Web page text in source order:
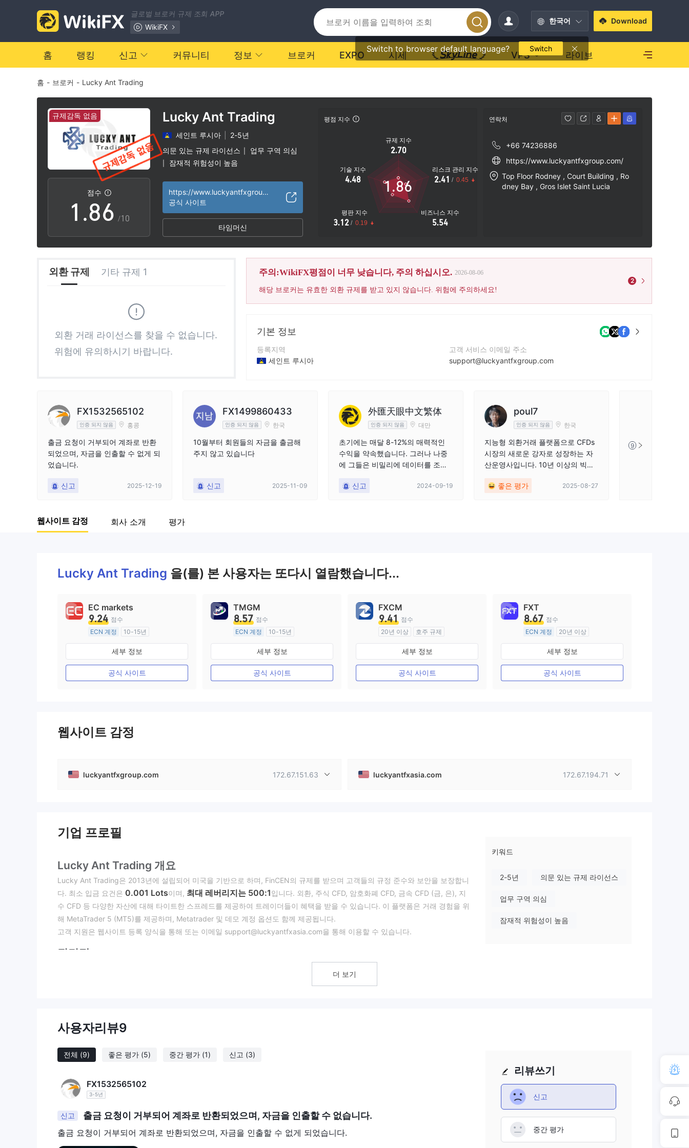
글로벌 브로커 규제 조회 APP
WikiFX
한국어
Switch to browser default language? Switch
Download
홈 랭킹 신고 커뮤니티 정보 브로커 EXPO 시세 VPS 라이브
홈 - 브로커 - Lucky Ant Trading
규제감독 없음
점수
0
1
2
3
5
6
8
9
.
2
3
4
5
6
7
8
9
0
1
2
4
5
6
7
8
/10
Lucky Ant Trading
세인트 루시아
2-5년
의문 있는 규제 라이선스
업무 구역 의심
잠재적 위험성이 높음
https://www.luckyantfxgroup.com/
공식 사이트
타임머신
평점 지수
규제 지수
2.70
기술 지수
4.48
평판 지수
3.12 / 0.19
비즈니스 지수
5.54
리스크 관리 지수
2.41 / 0.45
1.86
연락처
+66 74236886
https://www.luckyantfxgroup.com/
Top Floor Rodney , Court Building , Ro
dney Bay , Gros Islet Saint Lucia
외환 규제 기타 규제 1
외환 거래 라이선스를 찾을 수 없습니다.
위험에 유의하시기 바랍니다.
주의:WikiFX평점이 너무 낮습니다, 주의 하십시오. 2026-08-06
해당 브로커는 유효한 외환 규제를 받고 있지 않습니다. 위험에 주의하세요!
2
기본 정보
등록지역
세인트 루시아
회사 전체 이름
Lucky Ant Trading Limited
고객 서비스 이메일 주소
support@luckyantfxgroup.com
회사 웹사이트
https://www.luckyantfxgroup.com/
FX1532565102
인증 되지 않음 홍콩
출금 요청이 거부되어 계좌로 반환
되었으며, 자금을 인출할 수 없게 되
었습니다.
신고 2025-12-19
FX1499860433
인증 되지 않음 한국
10월부터 회원들의 자금을 출금해
주지 않고 있습니다
신고 2025-11-09
外匯天眼中文繁体
인증 되지 않음 대만
초기에는 매달 8-12%의 매력적인
수익을 약속했습니다. 그러나 나중
에 그들은 비밀리에 데이터를 조작
발견했습니다. 그들은 그것을 인정
신고 2024-09-19
poul7
인증 되지 않음 한국
지능형 외환거래 플랫폼으로 CFDs
시장의 새로운 강자로 성장하는 자
산운영사입니다. 10년 이상의 빅데
형 단기수익이 안정적이다.
좋은 평가 2025-08-27
저는 거주지 증명
9
웹사이트 감정 회사 소개 평가
Lucky Ant Trading 을(를) 본 사용자는 또다시 열람했습니다...
EC markets
9.24 점수
ECN 계정
10-15년
호주 규제
외환 거래 라이선스 (MM)
마스터 레이블 MT4
세부 정보
공식 사이트
TMGM
8.57 점수
ECN 계정
10-15년
호주 규제
외환 거래 라이선스 (MM)
마스터 레이블 MT4
세부 정보
공식 사이트
FXCM
9.41 점수
20년 이상
호주 규제
외환 거래 라이선스 (MM)
마스터 레이블 MT4
세부 정보
공식 사이트
FXT
8.67 점수
ECN 계정
20년 이상
호주 규제
외환 거래 라이선스 (MM)
마스터 레이블 MT4
세부 정보
공식 사이트
웹사이트 감정
luckyantfxgroup.com 172.67.151.63 luckyantfxasia.com 172.67.194.71
기업 프로필
Lucky Ant Trading 개요
Lucky Ant Trading은 2013년에 설립되어 미국을 기반으로 하며, FinCEN의 규제를 받으며 고객들의 규정 준수와 보안을 보장합니
다. 최소 입금 요건은 0.001 Lots이며, 최대 레버리지는 500:1입니다. 외환, 주식 CFD, 암호화폐 CFD, 금속 CFD (금, 은), 지
수 CFD 등 다양한 자산에 대해 타이트한 스프레드를 제공하여 트레이더들이 혜택을 받을 수 있습니다. 이 플랫폼은 거래 경험을 위
해 MetaTrader 5 (MT5)를 제공하며, Metatrader 및 데모 계정 옵션도 함께 제공됩니다.
고객 지원은 웹사이트 등록 양식을 통해 또는 이메일 support@luckyantfxasia.com을 통해 이용할 수 있습니다.
장단점
미국의 금융범죄방지네트워크(FinCEN)의 규제를 받는 것은 고객들에게 회사의 규정 준수와 자금의 보안에 대한 확
최대 500:1의 높은 레버리지:
이더들에게 적합합니다.
습니다. 또한, 수수료 환급은 고객들이 거래 수수료에 대한 환불 또는 할인을 받는 것을 의미하며, 비용을 더욱 감소시킬 수 있습니
다.
진 인기있고 기능이 풍부한 MetaTrader 5 (MT5) 플랫폼을 이용합니다.
단점:
키워드
2-5년 의문 있는 규제 라이선스
업무 구역 의심
잠재적 위험성이 높음
더 보기
사용자리뷰9
전체 (9) 좋은 평가 (5) 중간 평가 (1) 신고 (3)
FX1532565102
3-5년
신고 출금 요청이 거부되어 계좌로 반환되었으며, 자금을 인출할 수 없습니다.
출금 요청이 거부되어 계좌로 반환되었으며, 자금을 인출할 수 없게 되었습니다.
리뷰쓰기
신고
중간 평가